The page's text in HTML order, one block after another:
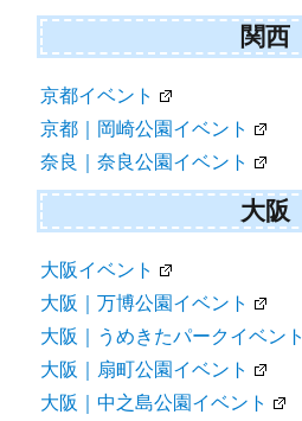
関西
京都イベント
京都｜岡崎公園イベント
奈良｜奈良公園イベント
大阪
大阪イベント
大阪｜万博公園イベント
大阪｜うめきたパークイベント
大阪｜扇町公園イベント
大阪｜中之島公園イベント